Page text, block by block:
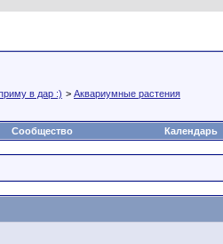
в дар :) > Аквариумные растения
Сообщество Календарь